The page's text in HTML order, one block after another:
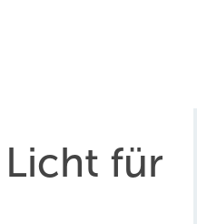
für